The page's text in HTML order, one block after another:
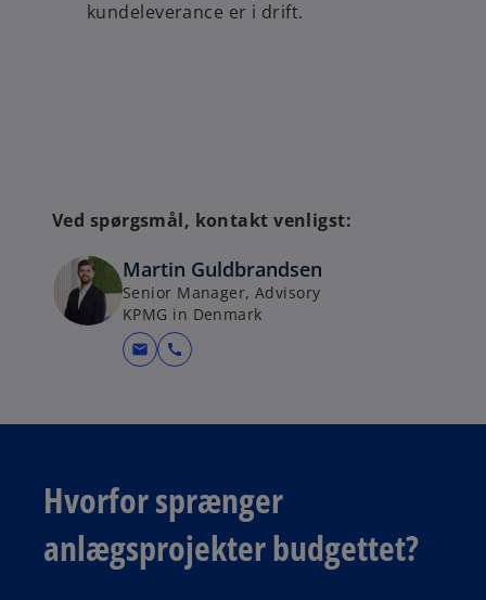
kundeleverance er i drift.
Ved spørgsmål, kontakt venligst:
Martin Guldbrandsen
Senior Manager, Advisory
KPMG in Denmark
mail call
Hvorfor sprænger
anlægsprojekter budgettet?